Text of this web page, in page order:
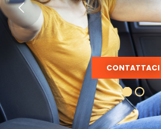
CONTATTACI